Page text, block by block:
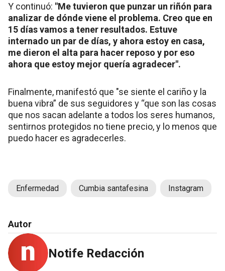
Y continuó: "Me tuvieron que punzar un riñón para
analizar de dónde viene el problema. Creo que en
15 días vamos a tener resultados. Estuve
internado un par de días, y ahora estoy en casa,
me dieron el alta para hacer reposo y por eso
ahora que estoy mejor quería agradecer".
Finalmente, manifestó que "se siente el cariño y la
buena vibra” de sus seguidores y “que son las cosas
que nos sacan adelante a todos los seres humanos,
sentirnos protegidos no tiene precio, y lo menos que
puedo hacer es agradecerles.
Enfermedad Cumbia santafesina Instagram
Autor
Notife Redacción